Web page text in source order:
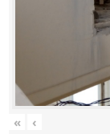
« ‹